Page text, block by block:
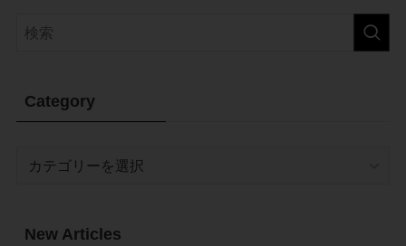
Category
Category
New Articles